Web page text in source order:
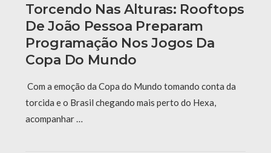
Torcendo Nas Alturas: Rooftops
De João Pessoa Preparam
Programação Nos Jogos Da
Copa Do Mundo
Com a emoção da Copa do Mundo tomando conta da
torcida e o Brasil chegando mais perto do Hexa,
acompanhar …